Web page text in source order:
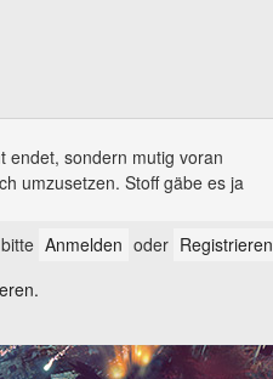
endet, sondern mutig voran
umzusetzen. Stoff gäbe es ja
Anmelden oder Registrieren